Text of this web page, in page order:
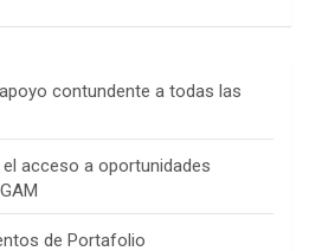
contundente a todas las
acceso a oportunidades
de Portafolio